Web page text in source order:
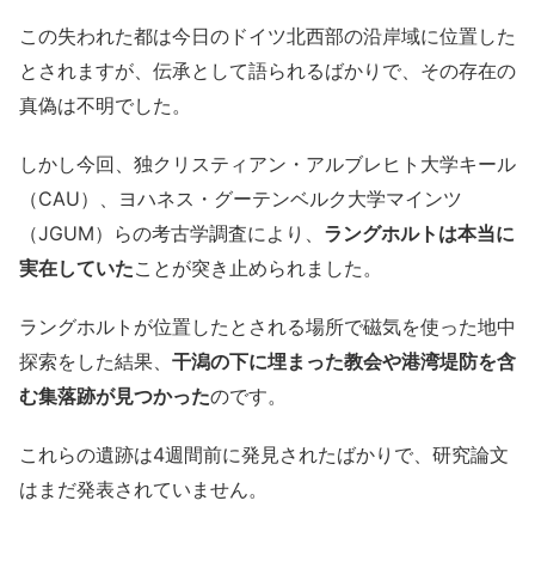
この失われた都は今日のドイツ北西部の沿岸域に位置した
とされますが、伝承として語られるばかりで、その存在の
真偽は不明でした。
しかし今回、独クリスティアン・アルブレヒト大学キール
（CAU）、ヨハネス・グーテンベルク大学マインツ
（JGUM）らの考古学調査により、 ラングホルトは本当に
実在していたことが突き止められました。
ラングホルトが位置したとされる場所で磁気を使った地中
探索をした結果、 干潟の下に埋まった教会や港湾堤防を含
む集落跡が見つかったのです。
これらの遺跡は4週間前に発見されたばかりで、研究論文
はまだ発表されていません。